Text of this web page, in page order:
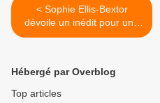
< Sophie Ellis-Bextor
dévoile un inédit pour une
bonne cause !
Hébergé par Overblog
Top articles